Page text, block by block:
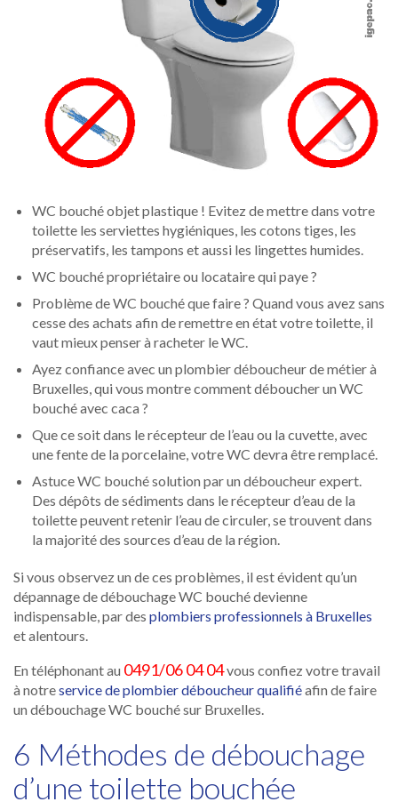
WC bouché objet plastique ! Evitez de mettre dans votre
toilette les serviettes hygiéniques, les cotons tiges, les
préservatifs, les tampons et aussi les lingettes humides.
WC bouché propriétaire ou locataire qui paye ?
Problème de WC bouché que faire ? Quand vous avez sans
cesse des achats afin de remettre en état votre toilette, il
vaut mieux penser à racheter le WC.
Ayez confiance avec un plombier déboucheur de métier à
Bruxelles, qui vous montre comment déboucher un WC
bouché avec caca ?
Que ce soit dans le récepteur de l’eau ou la cuvette, avec
une fente de la porcelaine, votre WC devra être remplacé.
Astuce WC bouché solution par un déboucheur expert.
Des dépôts de sédiments dans le récepteur d’eau de la
toilette peuvent retenir l’eau de circuler, se trouvent dans
la majorité des sources d’eau de la région.
Si vous observez un de ces problèmes, il est évident qu’un
dépannage de débouchage WC bouché devienne
indispensable, par des plombiers professionnels à Bruxelles
et alentours.
En téléphonant au 0491/06 04 04vous confiez votre travail
à notreservice de plombier déboucheur qualifiéafin de faire
un débouchage WC bouché sur Bruxelles.
6 Méthodes de débouchage
d’une toilette bouchée